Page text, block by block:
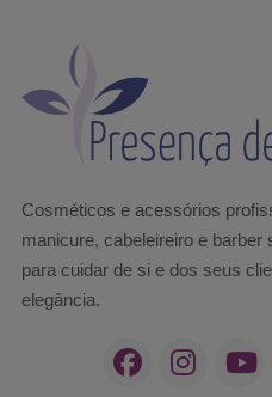
Cosméticos e acessórios
manicure, cabeleireiro e
para cuidar de si e dos seus
elegância.